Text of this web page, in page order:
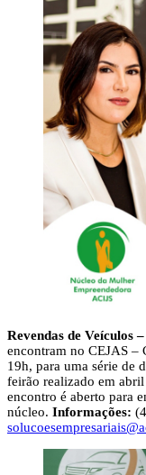
Revendas de Veículos –
encontram no CEJAS –
19h, para uma série de
feirão realizado em
encontro é aberto para
núcleo. Informações: